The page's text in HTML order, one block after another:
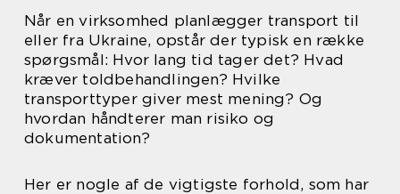
Når en virksomhed planlægger transport til
eller fra Ukraine, opstår der typisk en række
spørgsmål: Hvor lang tid tager det? Hvad
kræver toldbehandlingen? Hvilke
transporttyper giver mest mening? Og
hvordan håndterer man risiko og
dokumentation?
Her er nogle af de vigtigste forhold, som har